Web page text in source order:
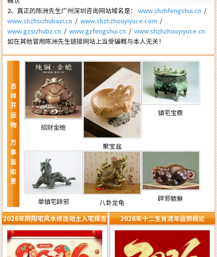
2、真正的陈洲先生广州深圳咨询网站域名是： www.shzhfengshui.cn /
www.shzhsizhubazi.cn / www.shzhzhouyiyuce.com /
www.gzsizhubz.cn / www.gzfengshui.cn / www.shzhzhouyiyuce.cn
如在其他冒用陈洲先生链接网站上当受骗概与本人无关！
吉祥开运物 万事皆如意 招财金蟾
聚宝盆
镇宅宝鼎
单镇宅辟邪 八卦龙龟 辟邪貔貅
2026年阴阳宅风水修造动土入宅择吉
需知
2026年十二生肖流年运势概论